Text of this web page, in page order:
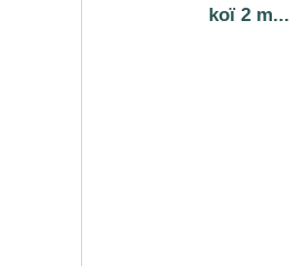
koï 2 m...